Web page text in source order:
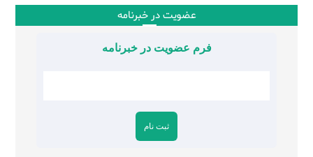
عضویت در خبرنامه
فرم عضویت در خبرنامه